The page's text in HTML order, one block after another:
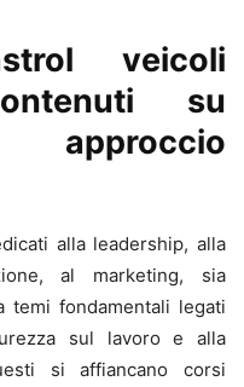
veicoli
su
alla leadership, alla
al marketing, sia
fondamentali legati
sul lavoro e alla
si affiancano corsi